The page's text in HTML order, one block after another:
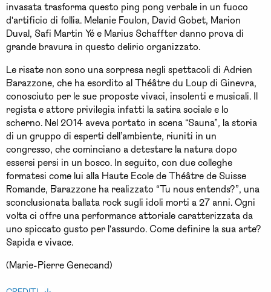
invasata trasforma questo ping pong verbale in un fuoco
d'artificio di follia. Melanie Foulon, David Gobet, Marion
Duval, Safi Martin Yé e Marius Schaffter danno prova di
grande bravura in questo delirio organizzato.
Le risate non sono una sorpresa negli spettacoli di Adrien
Barazzone, che ha esordito al Théâtre du Loup di Ginevra,
conosciuto per le sue proposte vivaci, insolenti e musicali. Il
regista e attore privilegia infatti la satira sociale e lo
scherno. Nel 2014 aveva portato in scena “Sauna”, la storia
di un gruppo di esperti dell’ambiente, riuniti in un
congresso, che cominciano a detestare la natura dopo
essersi persi in un bosco. In seguito, con due colleghe
formatesi come lui alla Haute Ecole de Théâtre de Suisse
Romande, Barazzone ha realizzato “Tu nous entends?”, una
sconclusionata ballata rock sugli idoli morti a 27 anni. Ogni
volta ci offre una performance attoriale caratterizzata da
uno spiccato gusto per l'assurdo. Come definire la sua arte?
Sapida e vivace.
(Marie-Pierre Genecand)